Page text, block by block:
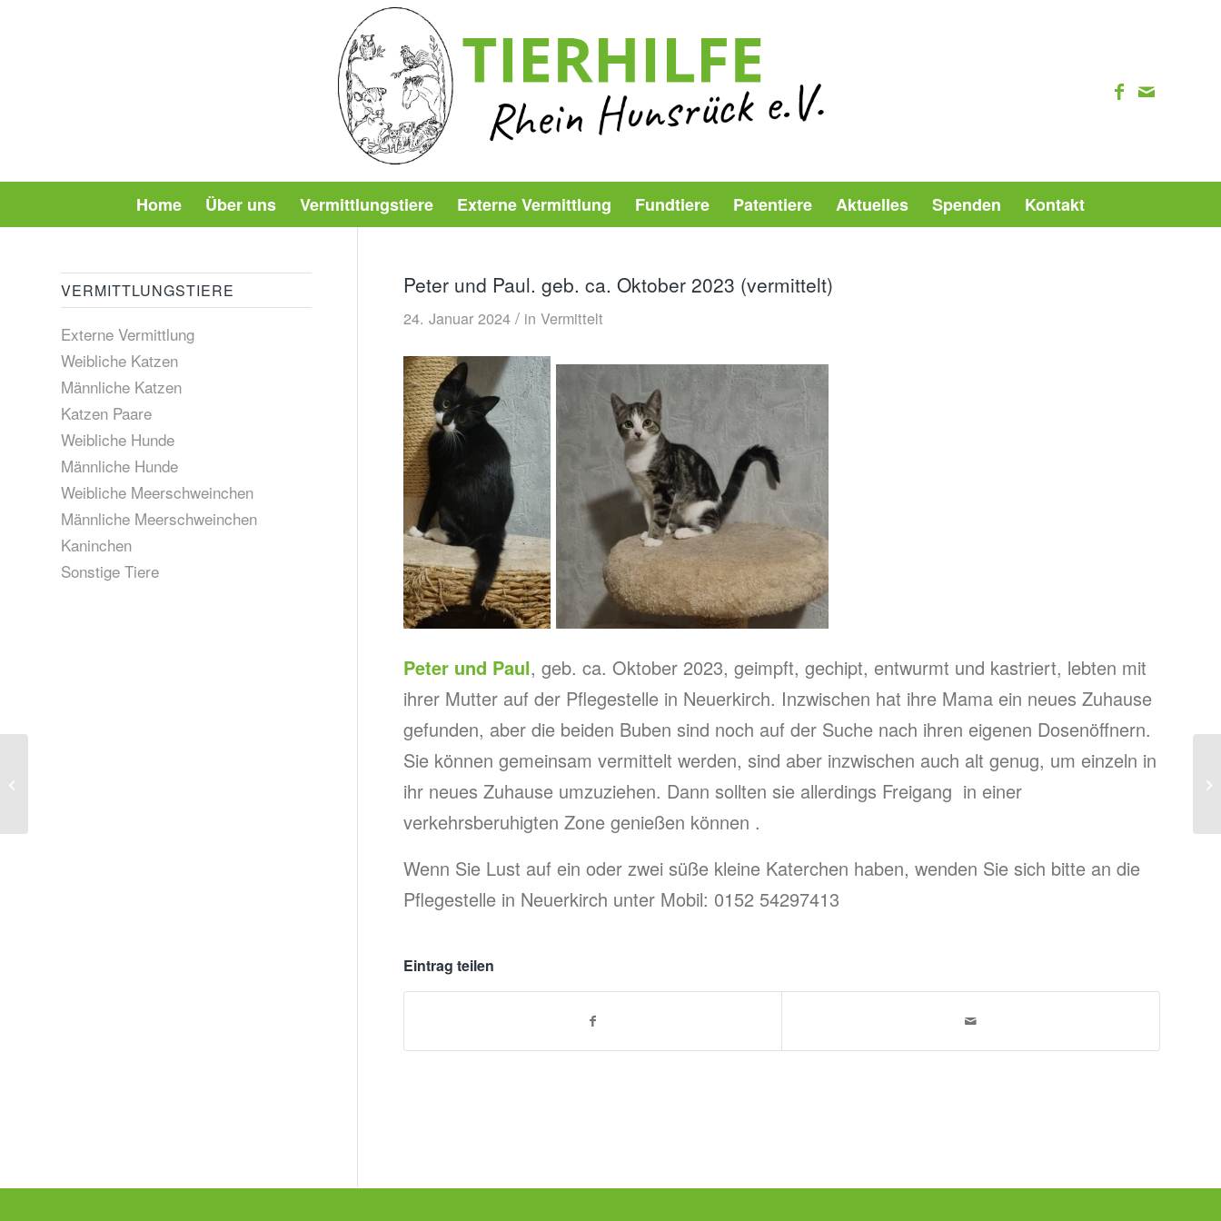
Home Über uns Vermittlungstiere Externe Vermittlung Fundtiere Patentiere Aktuelles Spenden Kontakt
Peter und Paul. geb. ca. Oktober 2023 (vermittelt)
24. Januar 2024 / in Vermittelt
Peter und Paul, geb. ca. Oktober 2023, geimpft, gechipt, entwurmt und kastriert, lebten mit
ihrer Mutter auf der Pflegestelle in Neuerkirch. Inzwischen hat ihre Mama ein neues Zuhause
gefunden, aber die beiden Buben sind noch auf der Suche nach ihren eigenen Dosenöffnern.
Sie können gemeinsam vermittelt werden, sind aber inzwischen auch alt genug, um einzeln in
ihr neues Zuhause umzuziehen. Dann sollten sie allerdings Freigang in einer
verkehrsberuhigten Zone genießen können .
Wenn Sie Lust auf ein oder zwei süße kleine Katerchen haben, wenden Sie sich bitte an die
Pflegestelle in Neuerkirch unter Mobil: 0152 54297413
Eintrag teilen
VERMITTLUNGSTIERE
Externe Vermittlung
Weibliche Katzen
Männliche Katzen
Katzen Paare
Weibliche Hunde
Männliche Hunde
Weibliche Meerschweinchen
Männliche Meerschweinchen
Kaninchen
Sonstige Tiere